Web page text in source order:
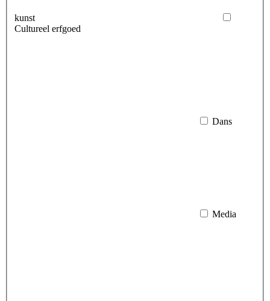
kunst
Cultureel erfgoed
Dans
Media